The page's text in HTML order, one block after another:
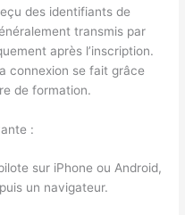
des identifiants de
transmis par
après l’inscription.
connexion se fait grâce
de formation.
:
sur iPhone ou Android,
un navigateur.